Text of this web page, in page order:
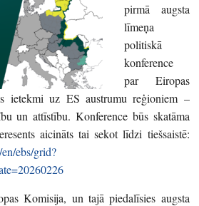
pirmā augsta
līmeņa
politiskā
konference
par Eiropas
ietekmi uz ES austrumu reģioniem –
un attīstību. Konference būs skatāma
aicināts tai sekot līdzi tiešsaistē:
ebs/grid?
Komisija, un tajā piedalīsies augsta